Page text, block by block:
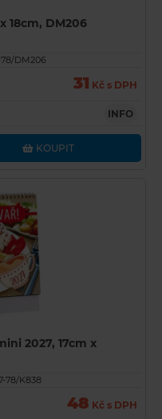
18cm, DM206
DM206
31 Kč s DPH
INFO
KOUPIT
2027, 17cm x
78/K838
48 Kč s DPH